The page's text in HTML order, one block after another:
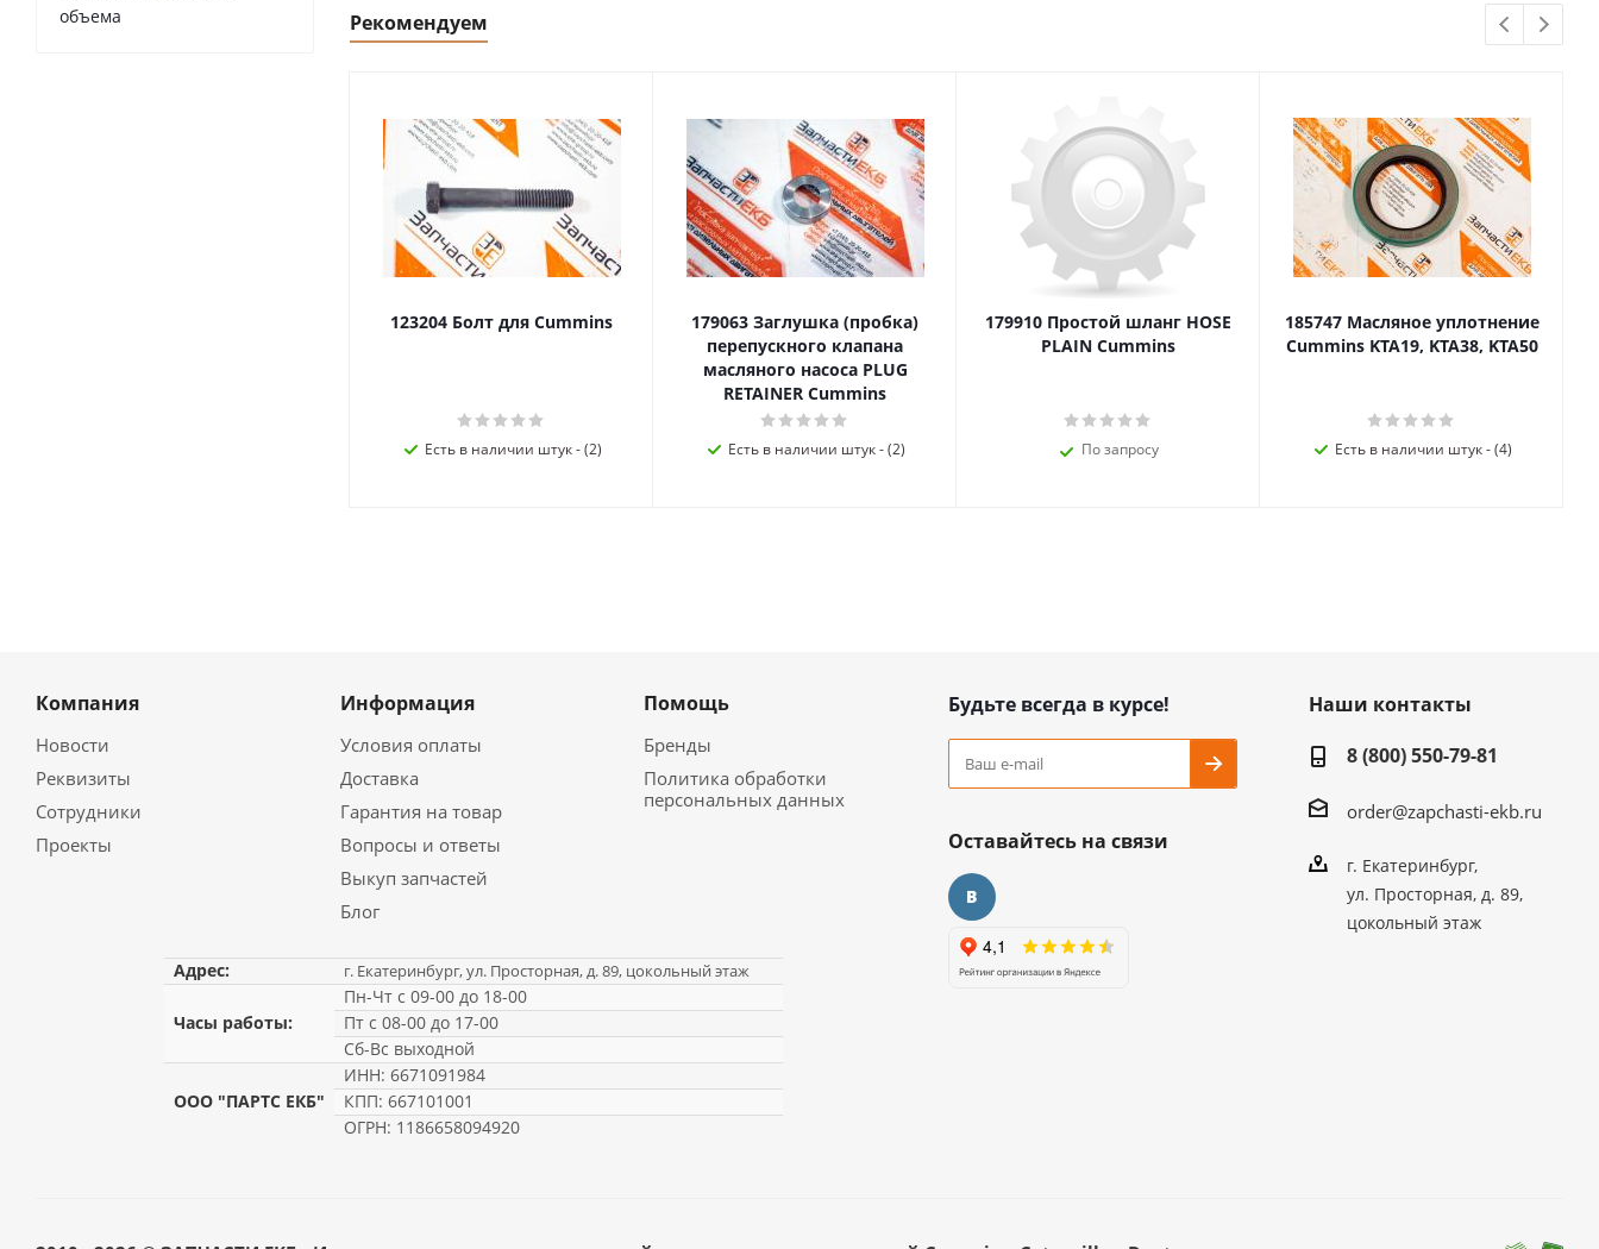
Рекомендуем
123204 Болт для Cummins
Есть в наличии штук - (2)
179063 Заглушка (пробка)
перепускного клапана
масляного насоса PLUG
RETAINER Cummins
Есть в наличии штук - (2)
179910 Простой шланг HOSE
PLAIN Cummins
По запросу
185747 Масляное уплотнение
Cummins KTA19, KTA38, KTA50
Есть в наличии штук - (4)
объема
Компания
Новости
Реквизиты
Сотрудники
Проекты
Информация
Условия оплаты
Доставка
Гарантия на товар
Вопросы и ответы
Выкуп запчастей
Блог
Помощь
Бренды
Политика обработки
персональных данных
Адрес: г. Екатеринбург, ул. Просторная, д. 89, цокольный этаж
Часы работы:
Пн-Чт с 09-00 до 18-00
Пт с 08-00 до 17-00
Сб-Вс выходной
ООО "ПАРТС ЕКБ"
ИНН: 6671091984
КПП: 667101001
ОГРН: 1186658094920
Будьте всегда в курсе!
Оставайтесь на связи
Наши контакты
8 (800) 550-79-81
order@zapchasti-ekb.ru
г. Екатеринбург,
ул. Просторная, д. 89,
цокольный этаж